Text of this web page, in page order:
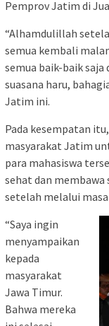
Pemprov Jatim di
“Alhamdulillah
semua kembali
semua baik-baik saja
suasana haru,
Jatim ini.
Pada kesempatan
masyarakat Jatim
para mahasiswa
sehat dan
setelah melalui
“Saya ingin
menyampaikan
kepada
masyarakat
Jawa Timur.
Bahwa mereka